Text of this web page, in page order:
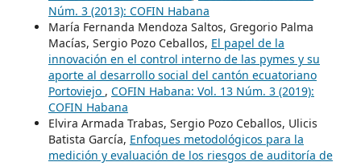
Núm. 3 (2013): COFIN Habana
María Fernanda Mendoza Saltos, Gregorio Palma
Macías, Sergio Pozo Ceballos, El papel de la
innovación en el control interno de las pymes y su
aporte al desarrollo social del cantón ecuatoriano
Portoviejo , COFIN Habana: Vol. 13 Núm. 3 (2019):
COFIN Habana
Elvira Armada Trabas, Sergio Pozo Ceballos, Ulicis
Batista García, Enfoques metodológicos para la
medición y evaluación de los riesgos de auditoría de